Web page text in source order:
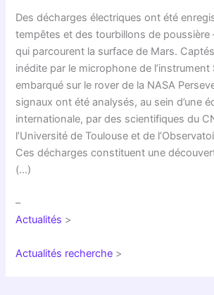
Des décharges électriques ont été
tempêtes et des tourbillons de poussière
qui parcourent la surface de Mars.
inédite par le microphone de l’instrument
embarqué sur le rover de la NASA
signaux ont été analysés, au sein d’une
internationale, par des scientifiques du
l’Université de Toulouse et de
Ces décharges constituent une
(…)
–
Actualités >
Actualités recherche >